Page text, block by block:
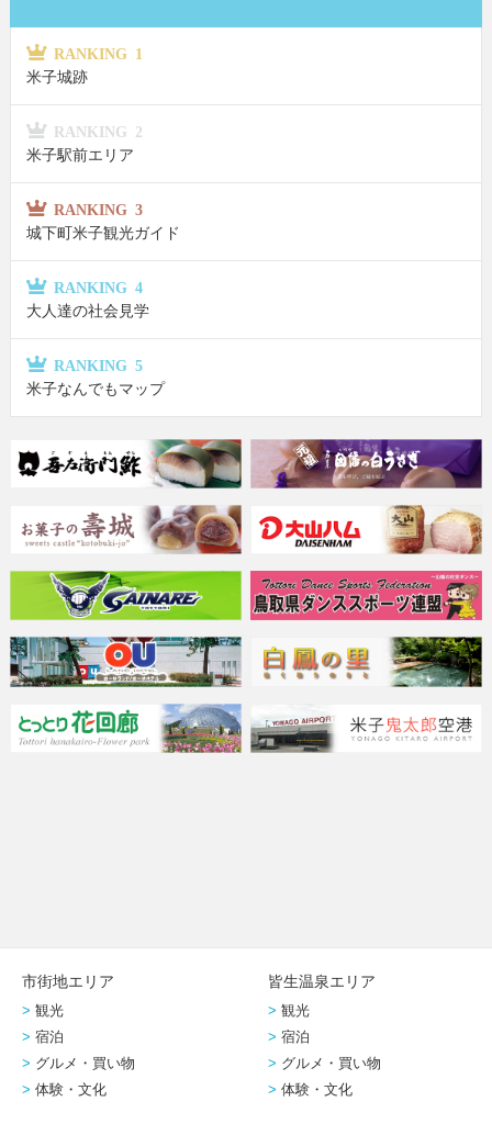
RANKING 1
米子城跡
RANKING 2
米子駅前エリア
RANKING 3
城下町米子観光ガイド
RANKING 4
大人達の社会見学
RANKING 5
米子なんでもマップ
市街地エリア
観光
宿泊
グルメ・買い物
体験・文化
皆生温泉エリア
観光
宿泊
グルメ・買い物
体験・文化